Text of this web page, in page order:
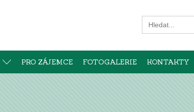
Search
for:
PRO ZÁJEMCE FOTOGALERIE KONTAKTY